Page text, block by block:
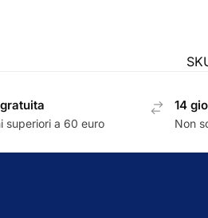
superiori a 60 euro
14
Non